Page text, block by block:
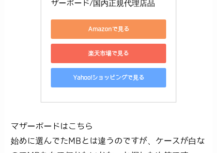
ザーボード/国内正規代理店品
Amazonで見る
楽天市場で見る
Yahoo!ショッピングで見る
マザーボードはこちら
始めに選んでたMBとは違うのですが、ケースが白な